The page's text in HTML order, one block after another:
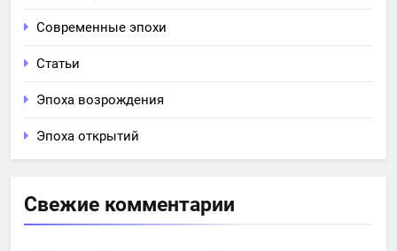
Современные эпохи
Статьи
Эпоха возрождения
Эпоха открытий
Свежие комментарии